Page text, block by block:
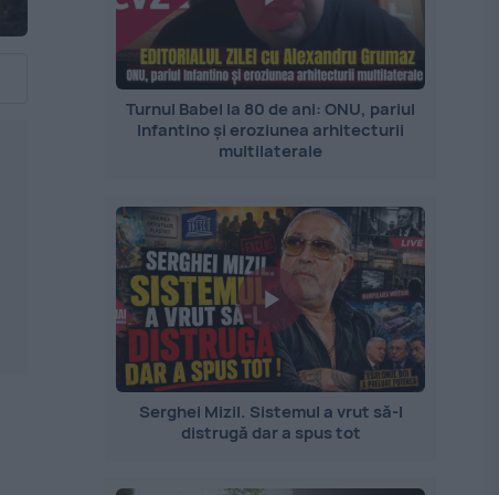
Turnul Babel la 80 de ani: ONU, pariul
Infantino și eroziunea arhitecturii
multilaterale
Serghei Mizil. Sistemul a vrut să-l
distrugă dar a spus tot